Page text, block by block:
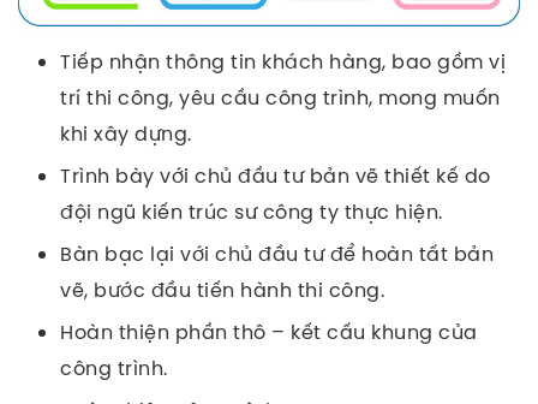
Tiếp nhận thông tin khách hàng, bao gồm vị
trí thi công, yêu cầu công trình, mong muốn
khi xây dựng.
Trình bày với chủ đầu tư bản vẽ thiết kế do
đội ngũ kiến trúc sư công ty thực hiện.
Bàn bạc lại với chủ đầu tư để hoàn tất bản
vẽ, bước đầu tiến hành thi công.
Hoàn thiện phần thô – kết cấu khung của
công trình.